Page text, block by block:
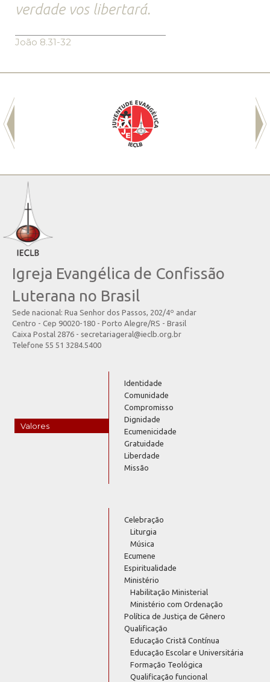
verdade vos libertará.
João 8.31-32
Igreja Evangélica de Confissão
Luterana no Brasil
Sede nacional: Rua Senhor dos Passos, 202/4º andar
Centro - Cep 90020-180 - Porto Alegre/RS - Brasil
Caixa Postal 2876 - secretariageral@ieclb.org.br
Telefone 55 51 3284.5400
Valores
Identidade
Comunidade
Compromisso
Dignidade
Ecumenicidade
Gratuidade
Liberdade
Missão
Celebração
Liturgia
Música
Ecumene
Espiritualidade
Ministério
Habilitação Ministerial
Ministério com Ordenação
Política de Justiça de Gênero
Qualificação
Educação Cristã Contínua
Educação Escolar e Universitária
Formação Teológica
Qualificação funcional